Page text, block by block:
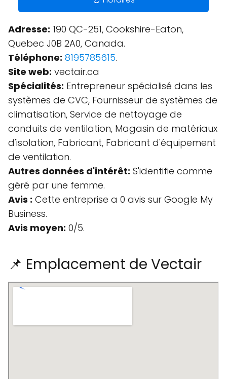
Adresse: 190 QC-251, Cookshire-Eaton,
Quebec J0B 2A0, Canada.
Téléphone: 8195785615.
Site web: vectair.ca
Spécialités: Entrepreneur spécialisé dans les
systèmes de CVC, Fournisseur de systèmes de
climatisation, Service de nettoyage de
conduits de ventilation, Magasin de matériaux
d'isolation, Fabricant, Fabricant d'équipement
de ventilation.
Autres données d'intérêt: S'identifie comme
géré par une femme.
Avis : Cette entreprise a 0 avis sur Google My
Business.
Avis moyen: 0/5.
📌 Emplacement de Vectair